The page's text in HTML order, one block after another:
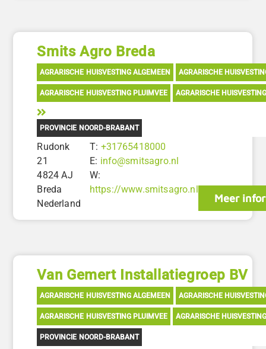
Smits Agro Breda
AGRARISCHE HUISVESTING ALGEMEEN AGRARISCHE
AGRARISCHE HUISVESTING PLUIMVEE AGRARISCHE
PROVINCIE NOORD-BRABANT
Rudonk
21
4824 AJ
Breda
Nederland
T: +31765418000
E: info@smitsagro.nl
W:
https://www.smitsagro.nl
Meer
Van Gemert Installatiegroep BV
AGRARISCHE HUISVESTING ALGEMEEN AGRARISCHE
AGRARISCHE HUISVESTING PLUIMVEE AGRARISCHE
PROVINCIE NOORD-BRABANT